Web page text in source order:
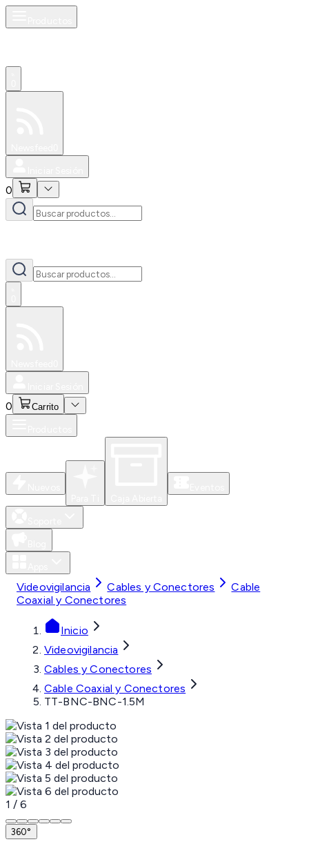
0
0 Carrito
Videovigilancia Cables y Conectores
Cable
Coaxial y Conectores
Inicio
Videovigilancia
Cables y Conectores
Cable Coaxial y Conectores
TT-BNC-BNC-1.5M
1 / 6
360°